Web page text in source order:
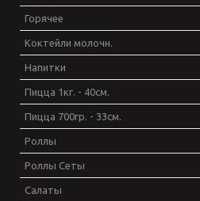
Горячее
Коктейли молочн.
Напитки
Пицца 1кг. - 40см.
Пицца 700гр. - 33см.
Роллы
Роллы Сеты
Салаты